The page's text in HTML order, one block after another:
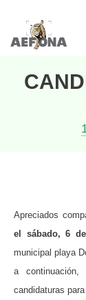
Saltar
Apreciados
el sábado, 6
municipal playa
a
candidaturas